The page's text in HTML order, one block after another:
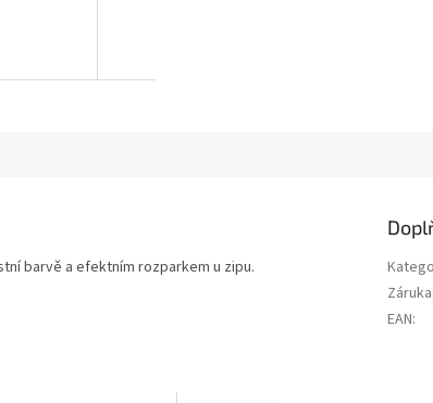
barvě a efektním rozparkem u zipu.
Záruka
EAN: